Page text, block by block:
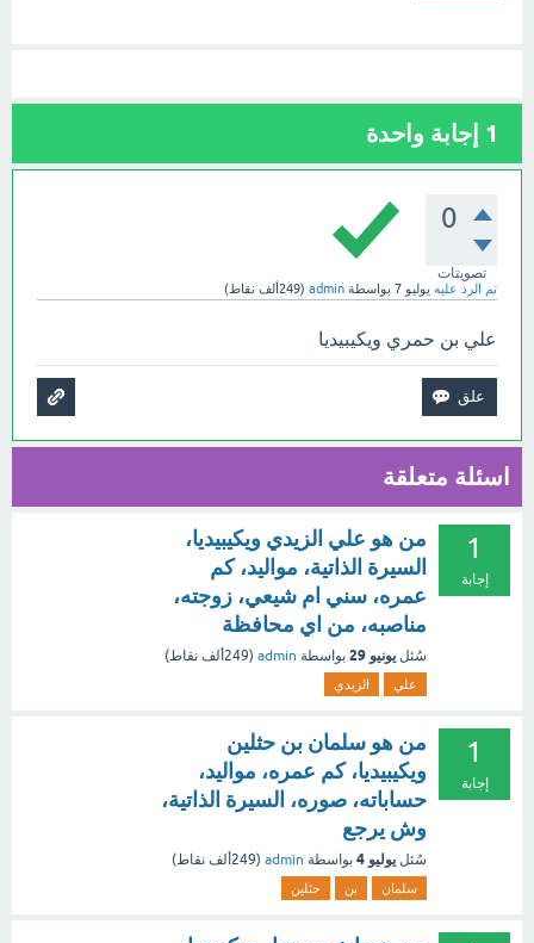
1 إجابة واحدة
0
تصويتات
تم الرد عليه يوليو 7 بواسطة admin
(249ألف نقاط)
علي بن حمري ويكيبيديا
اسئلة متعلقة
1
إجابة
من هو علي الزيدي ويكيبيديا،
السيرة الذاتية، مواليد، كم
عمره، سني ام شيعي، زوجته،
مناصبه، من اي محافظة
سُئل يونيو 29 بواسطة admin
(249ألف نقاط)
علي الزيدي
1
إجابة
من هو سلمان بن حثلين
ويكيبيديا، كم عمره، مواليد،
حساباته، صوره، السيرة الذاتية،
وش يرجع
سُئل يوليو 4 بواسطة admin
(249ألف نقاط)
سلمان بن حثلين